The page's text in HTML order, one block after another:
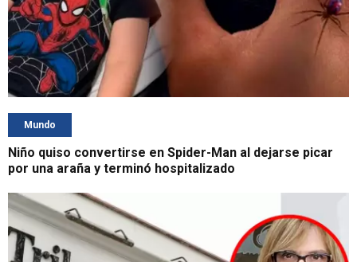
Mundo
Niño quiso convertirse en Spider-Man al dejarse picar
por una araña y terminó hospitalizado